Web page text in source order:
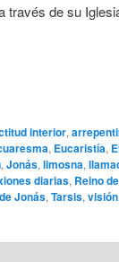
través de su
interior,
, Eucaristía,
, Jonás, limosna,
diarias, Reino
Jonás, Tarsis,